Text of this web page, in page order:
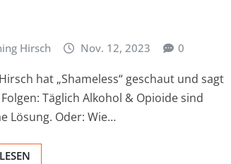
Hirsch Nov. 12, 2023 0
hat „Shameless“ geschaut und sagt
Täglich Alkohol & Opioide sind
Lösung. Oder: Wie…